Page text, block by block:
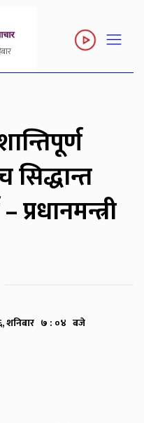
प्रधानमन्त्री
शनिबार ७ : ०४ बजे